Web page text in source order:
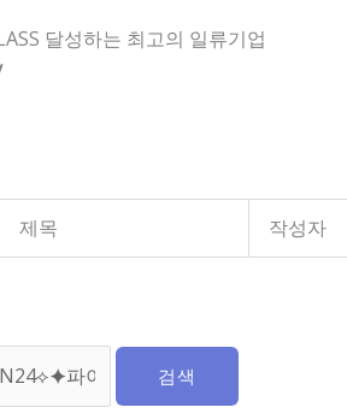
달성하는 최고의 일류기업
제목 작성자
검색